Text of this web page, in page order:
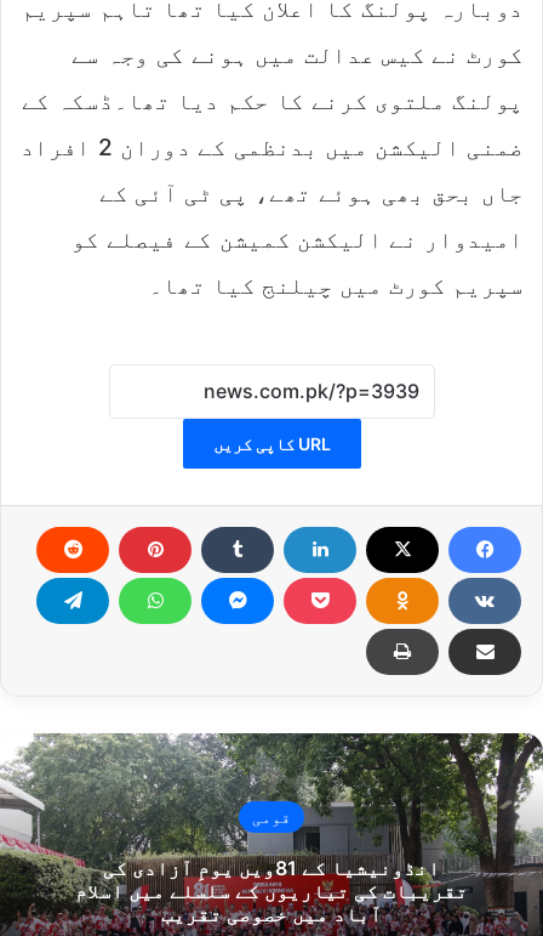
دوبارہ پولنگ کا اعلان کیا تھا تاہم سپریم
کورٹ نے کیس عدالت میں ہونے کی وجہ سے
پولنگ ملتوی کرنے کا حکم دیا تھا۔ڈسکہ کے
ضمنی الیکشن میں بدنظمی کے دوران 2 افراد
جاں بحق بھی ہوئے تھے، پی ٹی آئی کے
امیدوار نے الیکشن کمیشن کے فیصلے کو
سپریم کورٹ میں چیلنج کیا تھا۔
URL کاپی کریں
قومی
انڈونیشیا کے 81ویں یومِ آزادی کی
تقریبات کی تیاریوں کے سلسلے میں اسلام
آباد میں خصوصی تقریب